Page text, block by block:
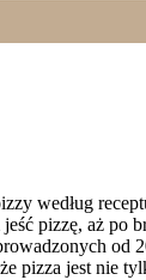
według
pizzę, aż
od
pizza jest nie